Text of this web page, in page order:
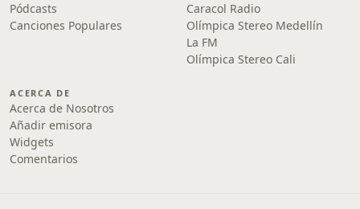
Pódcasts
Canciones Populares
Caracol Radio
Olímpica Stereo Medellín
La FM
Olímpica Stereo Cali
ACERCA DE
Acerca de Nosotros
Añadir emisora
Widgets
Comentarios